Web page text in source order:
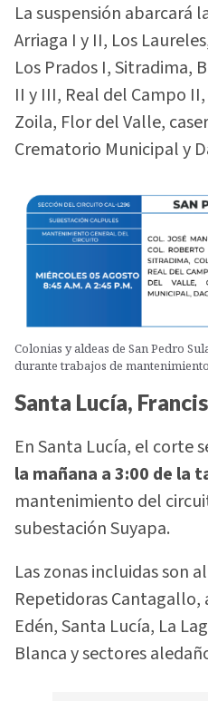
La suspensión abarcará
Arriaga I y II, Los
Los Prados I, Sitradima,
II y III, Real del Campo
Zoila, Flor del Valle,
Crematorio Municipal y
Colonias y aldeas de San Pedro
durante trabajos de
Santa Lucía,
En Santa Lucía, el corte
la mañana a 3:00 de la
mantenimiento del
subestación Suyapa.
Las zonas incluidas son
Repetidoras Cantagallo,
Edén, Santa Lucía, La
Blanca y sectores